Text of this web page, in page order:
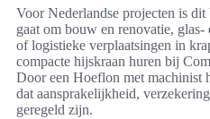
Voor Nederlandse projecten is
gaat om bouw en renovatie, glas-
of logistieke verplaatsingen in
compacte hijskraan huren bij
Door een Hoeflon met machinist
dat aansprakelijkheid,
geregeld zijn.